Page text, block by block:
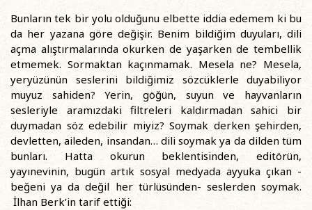
Bunların tek bir yolu olduğunu elbette iddia edemem ki bu
da her yazana göre değişir. Benim bildiğim duyuları, dili
açma alıştırmalarında okurken de yaşarken de tembellik
etmemek. Sormaktan kaçınmamak. Mesela ne? Mesela,
yeryüzünün seslerini bildiğimiz sözcüklerle duyabiliyor
muyuz sahiden? Yerin, göğün, suyun ve hayvanların
sesleriyle aramızdaki filtreleri kaldırmadan sahici bir
duymadan söz edebilir miyiz? Soymak derken şehirden,
devletten, aileden, insandan… dili soymak ya da dilden tüm
bunları. Hatta okurun beklentisinden, editörün,
yayınevinin, bugün artık sosyal medyada ayyuka çıkan -
beğeni ya da değil her türlüsünden- seslerden soymak.
İlhan Berk’in tarif ettiği: